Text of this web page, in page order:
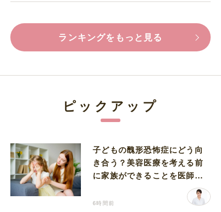
ランキングをもっと見る
ピックアップ
子どもの醜形恐怖症にどう向
き合う？美容医療を考える前
に家族ができることを医師が
6時間前